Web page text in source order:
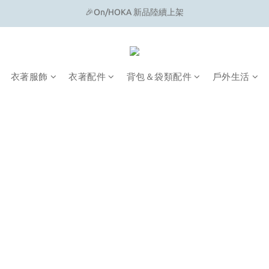
🔗 Snow Peak｜歡慶父親節滿4500即贈品牌方巾
🔗 Snow Peak｜歡慶父親節滿4500即贈品牌方巾
衣著服飾 衣著配件 背包＆袋類配件 戶外生活